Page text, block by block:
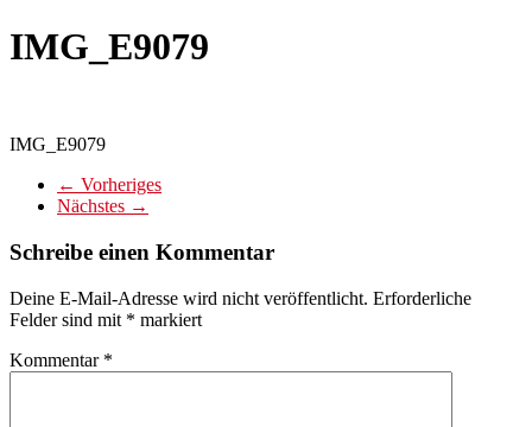
IMG_E9079
IMG_E9079
← Vorheriges
Nächstes →
Schreibe einen Kommentar
Deine E-Mail-Adresse wird nicht veröffentlicht. Erforderliche
Felder sind mit * markiert
Kommentar *